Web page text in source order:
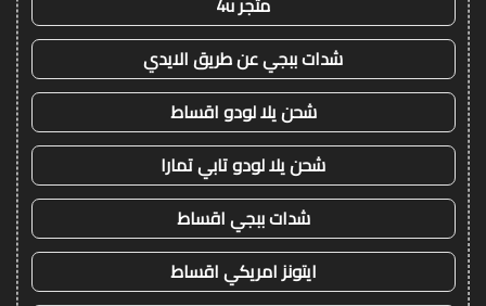
شدات ببجي عن طريق الايدي
شحن يلا لودو اقساط
شحن يلا لودو تابي تمارا
شدات ببجي اقساط
ايتونز امريكي اقساط